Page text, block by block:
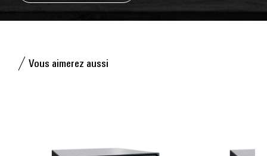
Vous aimerez aussi